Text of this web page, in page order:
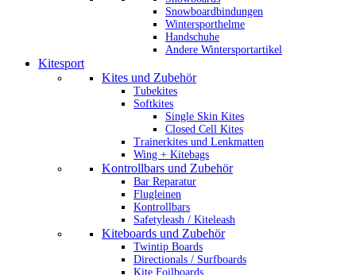
Snowboardbindungen
Wintersporthelme
Handschuhe
Andere Wintersportartikel
Kitesport
Kites und Zubehör
Tubekites
Softkites
Single Skin Kites
Closed Cell Kites
Trainerkites und Lenkmatten
Wing + Kitebags
Kontrollbars und Zubehör
Bar Reparatur
Flugleinen
Kontrollbars
Safetyleash / Kiteleash
Kiteboards und Zubehör
Twintip Boards
Directionals / Surfboards
Kite Foilboards